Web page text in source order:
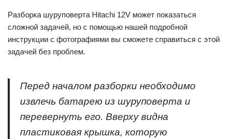
Разборка шуруповерта Hitachi 12V может показаться
сложной задачей, но с помощью нашей подробной
инструкции с фотографиями вы сможете справиться с этой
задачей без проблем.
Перед началом разборки необходимо
извлечь батарею из шуруповерта и
перевернуть его. Вверху видна
пластиковая крышка, которую